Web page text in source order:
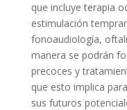
que incluye terapia
estimulación
fonoaudiología,
manera se podrán
precoces y
que esto implica
sus futuros